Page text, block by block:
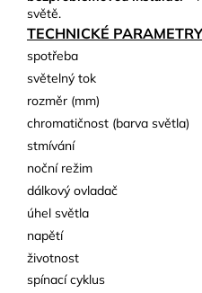
světě.
TECHNICKÉ PARAMETRY
spotřeba
světelný tok
rozměr (mm)
chromatičnost (barva světla)
stmívání
noční režim
dálkový ovladač
úhel světla
napětí
životnost
spínací cyklus